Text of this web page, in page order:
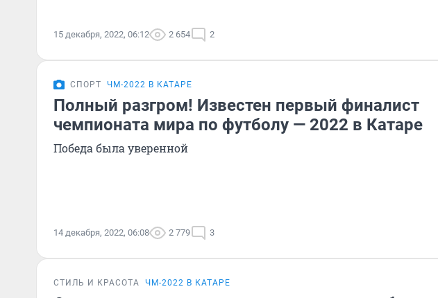
15 декабря, 2022, 06:12 2 654 2
СПОРТ ЧМ-2022 В КАТАРЕ
Полный разгром! Известен первый финалист
чемпионата мира по футболу — 2022 в Катаре
Победа была уверенной
14 декабря, 2022, 06:08 2 779 3
СТИЛЬ И КРАСОТА ЧМ-2022 В КАТАРЕ